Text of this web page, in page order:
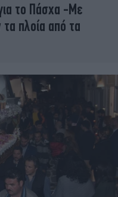
το Πάσχα -Με
πλοία από τα